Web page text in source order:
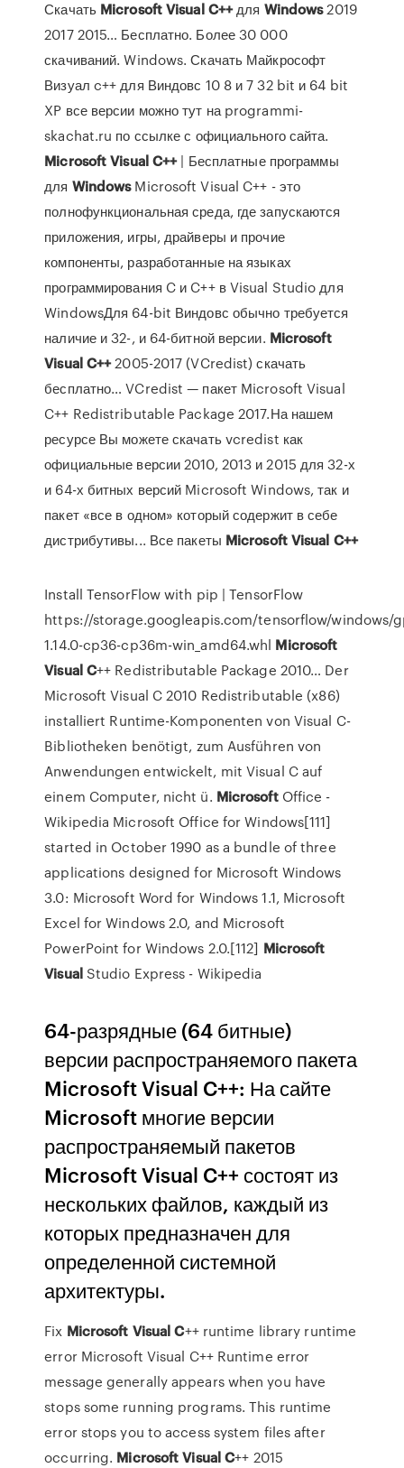
Скачать MicrosoftVisual C++для Windows2019
2017 2015… Бесплатно. Более 30 000
скачиваний. Windows. Скачать Майкрософт
Визуал c++ для Виндовс 10 8 и 7 32 bit и 64 bit
XP все версии можно тут на programmi-
skachat.ru по ссылке с официального сайта.
Microsoft VisualC++| Бесплатные программы
для WindowsMicrosoft Visual C++ - это
полнофункциональная среда, где запускаются
приложения, игры, драйверы и прочие
компоненты, разработанные на языках
программирования C и C++ в Visual Studio для
WindowsДля 64-bit Виндовс обычно требуется
наличие и 32-, и 64-битной версии. Microsoft
VisualC++2005-2017 (VCredist) скачать
бесплатно… VCredist — пакет Microsoft Visual
C++ Redistributable Package 2017.На нашем
ресурсе Вы можете скачать vcredist как
официальные версии 2010, 2013 и 2015 для 32-х
и 64-х битных версий Microsoft Windows, так и
пакет «все в одном» который содержит в себе
дистрибутивы... Все пакеты MicrosoftVisual C++
Install TensorFlow with pip | TensorFlow
https://storage.googleapis.com/tensorflow/windows/
1.14.0-cp36-cp36m-win_amd64.whl Microsoft
VisualC++ Redistributable Package 2010… Der
Microsoft Visual C 2010 Redistributable (x86)
installiert Runtime-Komponenten von Visual C-
Bibliotheken benötigt, zum Ausführen von
Anwendungen entwickelt, mit Visual C auf
einem Computer, nicht ü. MicrosoftOffice -
Wikipedia Microsoft Office for Windows[111]
started in October 1990 as a bundle of three
applications designed for Microsoft Windows
3.0: Microsoft Word for Windows 1.1, Microsoft
Excel for Windows 2.0, and Microsoft
PowerPoint for Windows 2.0.[112] Microsoft
VisualStudio Express - Wikipedia
64-разрядные (64 битные)
версии распространяемого пакета
Microsoft Visual C++: На сайте
Microsoft многие версии
распространяемый пакетов
Microsoft Visual C++ состоят из
нескольких файлов, каждый из
которых предназначен для
определенной системной
архитектуры.
Fix Microsoft Visual C++ runtime library runtime
errorMicrosoft Visual C++ Runtime error
message generally appears when you have
stops some running programs. This runtime
error stops you to access system files after
occurring. Microsoft VisualC++ 2015